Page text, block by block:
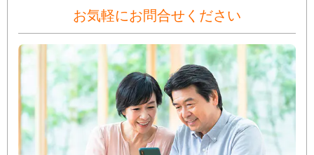
お気軽にお問合せください